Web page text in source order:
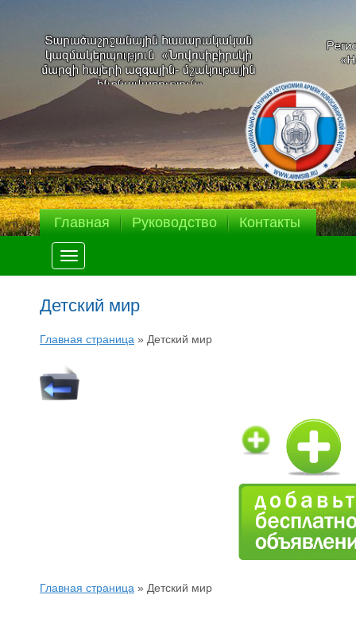
Главная Руководство Контакты
Меню
Детский мир
Главная страница » Детский мир
Главная страница » Детский мир